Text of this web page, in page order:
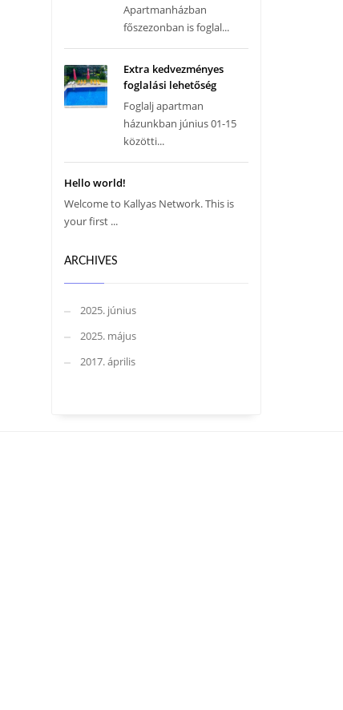
Apartmanházban
főszezonban is foglal...
Extra kedvezményes
foglalási lehetőség
Foglalj apartman
házunkban június 01-15
közötti...
Hello world!
Welcome to Kallyas Network. This is
your first ...
ARCHIVES
2025. június
2025. május
2017. április